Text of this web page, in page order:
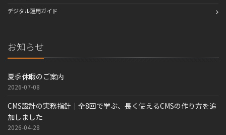
デジタル運用ガイド
お知らせ
夏季休暇のご案内
2026-07-08
CMS設計の実務指針｜全8回で学ぶ、長く使えるCMSの作り方を追
加しました
2026-04-28